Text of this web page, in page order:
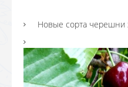
Новые сорта черешни